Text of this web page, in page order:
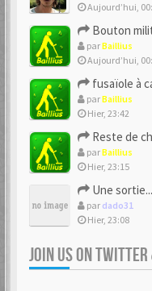
Aujourd’hui,
Bouton
parBaillius
Aujourd’hui,
fusaïole à
parBaillius
Hier, 23:42
Reste de
parBaillius
Hier, 23:15
Une
par dado31
Hier, 23:08
JOIN US ON TWITTER